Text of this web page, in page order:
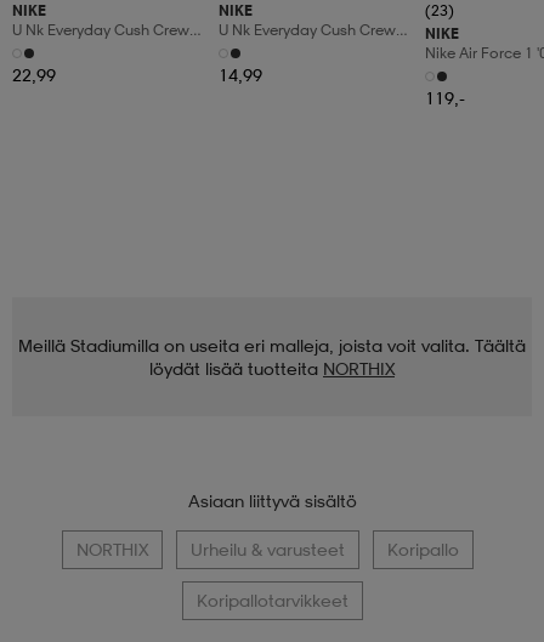
NIKE
U Nk Everyday Cush Crew
6pr-Bd
22,99
NIKE
U Nk Everyday Cush Crew
3pr
14,99
(23)
NIKE
Nike Air Force 1
Shoes
119,-
Meillä Stadiumilla on useita eri malleja, joista voit valita. Täältä
löydät lisää tuotteita NORTHIX
Asiaan liittyvä sisältö
NORTHIX Urheilu & varusteet Koripallo
Koripallotarvikkeet